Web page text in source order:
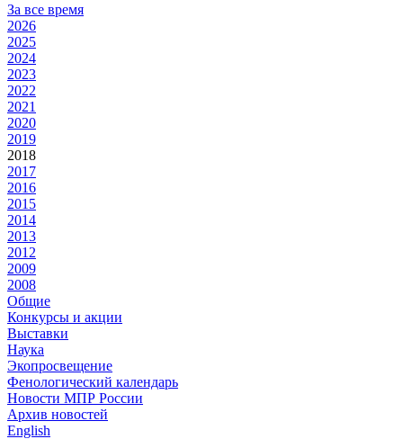
За все время
2026
2025
2024
2023
2022
2021
2020
2019
2018
2017
2016
2015
2014
2013
2012
2009
2008
Общие
Конкурсы и акции
Выставки
Наука
Экопросвещение
Фенологический календарь
Новости МПР России
Архив новостей
English